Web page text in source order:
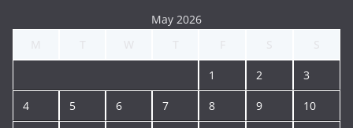
May 2026
1 2 3
4 5 6 7 8 9 10